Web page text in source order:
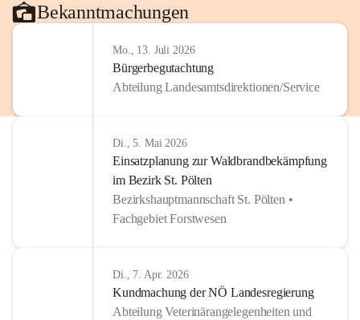
Bekanntmachungen
Mo., 13. Juli 2026
Bürgerbegutachtung
Abteilung Landesamtsdirektionen/Service
Di., 5. Mai 2026
Einsatzplanung zur Waldbrandbekämpfung
im Bezirk St. Pölten
Bezirkshauptmannschaft St. Pölten •
Fachgebiet Forstwesen
Di., 7. Apr. 2026
Kundmachung der NÖ Landesregierung
Abteilung Veterinärangelegenheiten und